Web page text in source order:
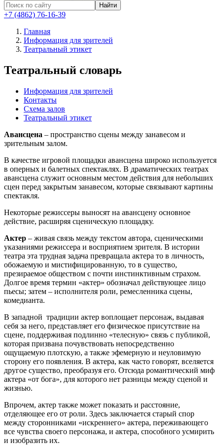
Найти
+7 (4862) 76-16-39
Главная
Информация для зрителей
Театральный этикет
Театральный словарь
Информация для зрителей
Контакты
Схема залов
Театральный этикет
Авансцена – пространство сцены между занавесом и
зрительным залом.
В качестве игровой площадки авансцена широко используется
в оперных и балетных спектаклях. В драматических театрах
авансцена служит основным местом действия для небольших
сцен перед закрытым занавесом, которые связывают картины
спектакля.
Некоторые режиссеры выносят на авансцену основное
действие, расширяя сценическую площадку.
Актер – живая связь между текстом автора, сценическими
указаниями режиссера и восприятием зрителя. В истории
театра эта трудная задача превращала актера то в личность,
обожаемую и мистифицированную, то в существо,
презираемое обществом с почти инстинктивным страхом.
Долгое время термин «актер» обозначал действующее лицо
пьесы; затем – исполнителя роли, ремесленника сцены,
комедианта.
В западной традиции актер воплощает персонаж, выдавая
себя за него, представляет его физическое присутствие на
сцене, поддерживая подлинно «телесную» связь с публикой,
которая призвана почувствовать непосредственно
ощущаемую плотскую, а также эфемерную и неуловимую
сторону его появления. В актера, как часто говорят, вселяется
другое существо, преобразуя его. Отсюда романтический миф
актера «от бога», для которого нет разницы между сценой и
жизнью.
Впрочем, актер также может показать и расстояние,
отделяющее его от роли. Здесь заключается старый спор
между сторонниками «искреннего» актера, переживающего
все чувства своего персонажа, и актера, способного усмирить
и изобразить их.